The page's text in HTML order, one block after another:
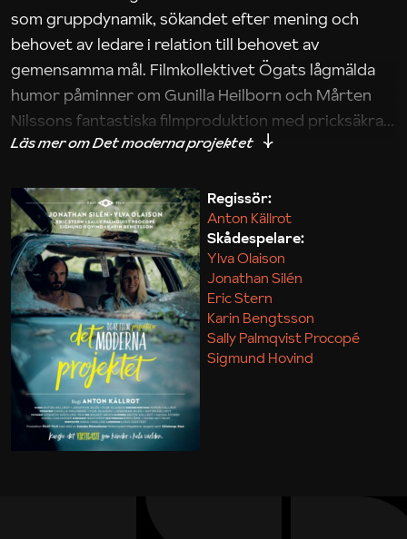
som gruppdynamik, sökandet efter mening och
behovet av ledare i relation till behovet av
gemensamma mål. Filmkollektivet Ögats lågmälda
humor påminner om Gunilla Heilborn och Mårten
Nilssons fantastiska filmproduktion med pricksäkra
iakttagelser om hur svårt det kan vara att omsätta
Maja Kekonius
Regissör:
Anton Källrot
Skådespelare:
Ylva Olaison
Jonathan Silén
Eric Stern
Karin Bengtsson
Sally Palmqvist Procopé
Sigmund Hovind